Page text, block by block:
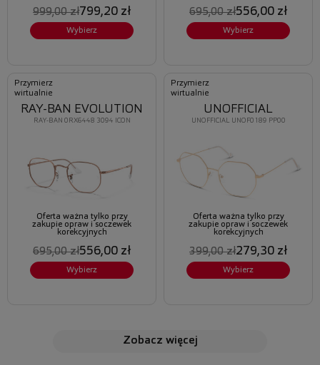
999,00 zł799,20 zł
Wybierz
695,00 zł556,00 zł
Wybierz
Przymierz
wirtualnie
RAY-BAN 0RX6448 3094 ICON
RAY-BAN EVOLUTION
Oferta ważna tylko przy
zakupie opraw i soczewek
korekcyjnych
695,00 zł556,00 zł
Wybierz
Przymierz
wirtualnie
UNOFFICIAL UNOF0189 PP00
UNOFFICIAL
Oferta ważna tylko przy
zakupie opraw i soczewek
korekcyjnych
399,00 zł279,30 zł
Wybierz
zobacz więcej